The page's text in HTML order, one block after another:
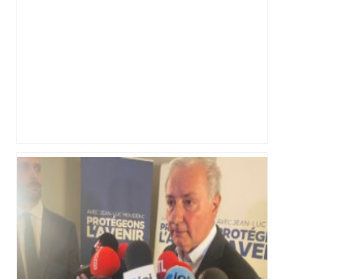
A680 Toulouse fermée dans les 2 sens
– Radio VINCI Autoroutes